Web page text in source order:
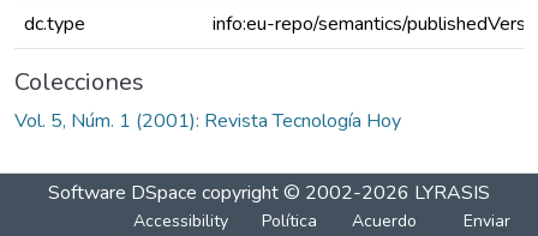
dc.type
info:eu-repo/semantics/
Colecciones
Vol. 5, Núm. 1 (2001): Revista Tecnología Hoy
Software DSpace copyright © 2002-2026 LYRASIS
Accessibility
Política
Acuerdo
Enviar